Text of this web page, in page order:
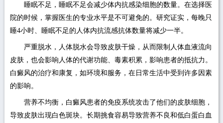
睡眠不足，睡眠不足会减少体内抗感染细胞的数量。在选择医
院的时候，掌握医生的专业水平是不可避免的。研究证实，每晚只
睡4小时、睡眠不足的人体内抗流感抗体数量将减少一半。
严重脱水，人体脱水会导致皮肤干燥，从而限制人体血液流向
皮肤，也会影响人体的代谢功能、毒素积累，影响患者的抵抗力。
白癜风的治疗和康复，如环境和服务，在日常生活中受到许多因素
的影响。
营养不均衡，白癜风患者的免疫系统攻击了他们的皮肤细胞，
导致皮肤出现白色斑块。长期挑食容易导致营养不良和低白蛋白血